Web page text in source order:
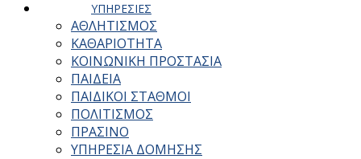
ΥΠΗΡΕΣΙΕΣ
ΑΘΛΗΤΙΣΜΟΣ
ΚΑΘΑΡΙΟΤΗΤΑ
ΚΟΙΝΩΝΙΚΗ ΠΡΟΣΤΑΣΙΑ
ΠΑΙΔΕΙΑ
ΠΑΙΔΙΚΟΙ ΣΤΑΘΜΟΙ
ΠΟΛΙΤΙΣΜΟΣ
ΠΡΑΣΙΝΟ
ΥΠΗΡΕΣΙΑ ΔΟΜΗΣΗΣ